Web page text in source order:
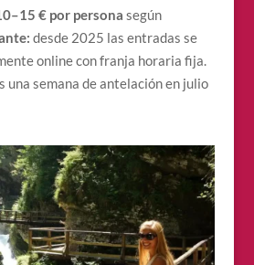
€ por persona según
desde 2025 las entradas se
online con franja horaria fija.
una semana de antelación en julio